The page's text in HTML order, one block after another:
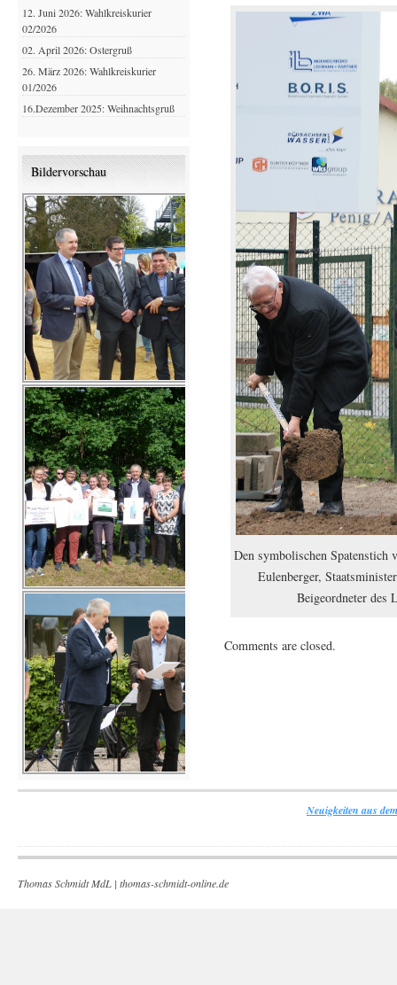
Den symbolischen Spatenstich
Eulenberger,
Beigeordneter des
Comments are closed.
12. Juni 2026: Wahlkreiskurier
02/2026
02. April 2026: Ostergruß
26. März 2026: Wahlkreiskurier
01/2026
16.Dezember 2025: Weihnachtsgruß
Bildervorschau
Neuigkeiten aus
Thomas Schmidt MdL | thomas-schmidt-online.de